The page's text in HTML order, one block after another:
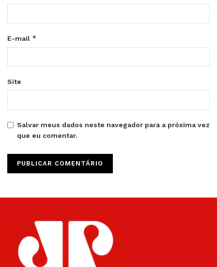
E-mail *
Site
Salvar meus dados neste navegador para a próxima vez
que eu comentar.